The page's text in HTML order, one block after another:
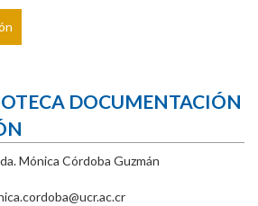
DOCUMENTACIÓN
Mónica Córdoba Guzmán